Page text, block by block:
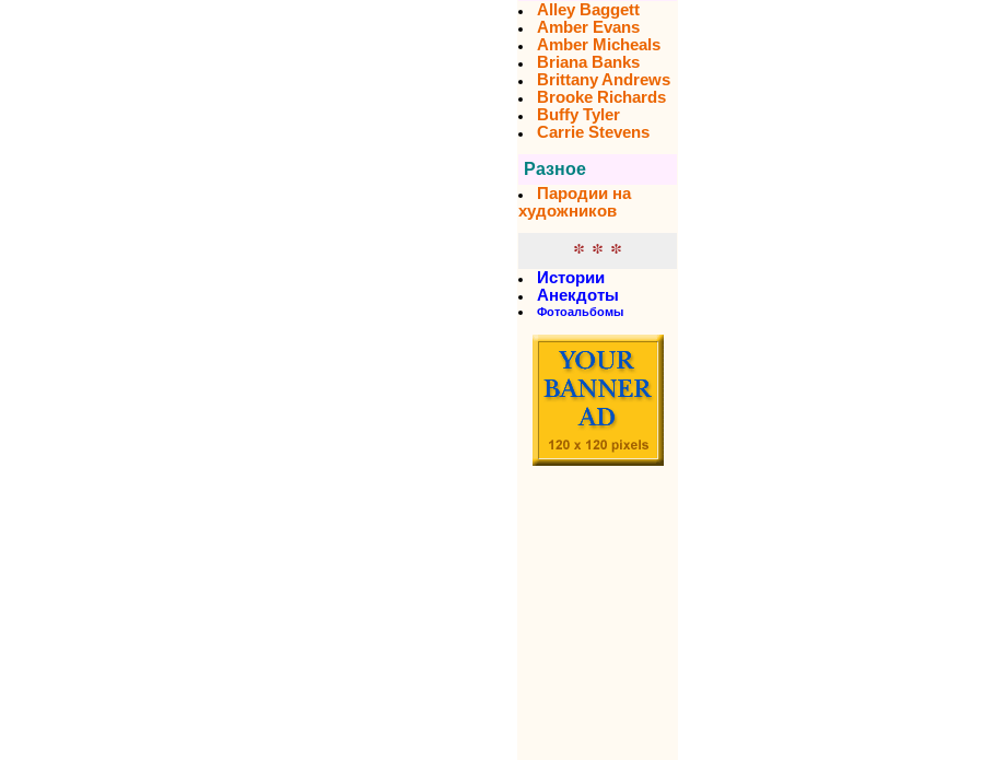
Alley Baggett
Amber Evans
Amber Micheals
Briana Banks
Brittany Andrews
Brooke Richards
Buffy Tyler
Carrie Stevens
Разное
Пародии на
художников
* * *
Истории
Анекдоты
Фотоальбомы